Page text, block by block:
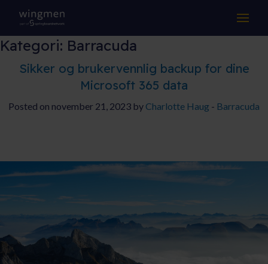
KOMPETANSE
Suksesshistorier
Jobb hos oss
Samarbeidspartnere
Kategori: Barracuda
Sikker og brukervennlig backup for dine
Microsoft 365 data
Posted on november 21, 2023 by Charlotte Haug - Barracuda